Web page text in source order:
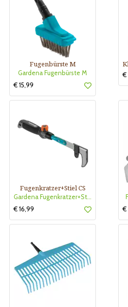
Fugenbürste M
Gardena Fugenbürste M
€ 15,99
€
Fugenkratzer+Stiel CS
Gardena Fugenkratzer+Stiel CS
€ 16,99
€